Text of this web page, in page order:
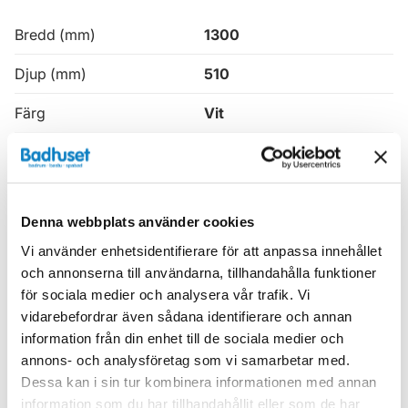
Denna webbplats använder cookies
Vi använder enhetsidentifierare för att anpassa innehållet
och annonserna till användarna, tillhandahålla funktioner
för sociala medier och analysera vår trafik. Vi
vidarebefordrar även sådana identifierare och annan
information från din enhet till de sociala medier och
annons- och analysföretag som vi samarbetar med.
Dessa kan i sin tur kombinera informationen med annan
information som du har tillhandahållit eller som de har
Bredd (mm) 1300
Djup (mm) 510
Färg Vit
Höjd (mm)
Serie Vedum Anno
Utrustad med Eluttag
Varumärke Vedum
SKU: ved67916040U
MPN: 67916040U